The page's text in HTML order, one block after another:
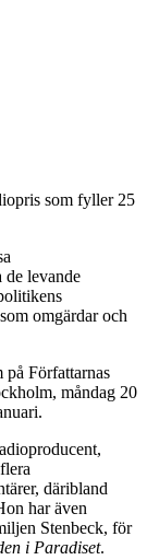
som fyller 25
de levande
omgärdar och
på Författarnas
måndag 20
däribland
har även
Stenbeck, för
i Paradiset.